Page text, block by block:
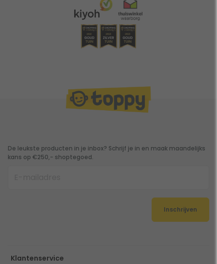
De leukste producten in je inbox? Schrijf je in en maak maandelijks
kans op €250,- shoptegoed.
Inschrijven
Klantenservice